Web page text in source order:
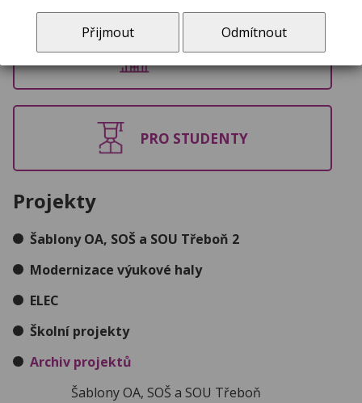
více
O ŠKOLE
PRO STUDENTY
Projekty
Šablony OA, SOŠ a SOU Třeboň 2
Modernizace výukové haly
ELEC
Školní projekty
Archiv projektů
Šablony OA, SOŠ a SOU Třeboň
Přijmout Odmítnout